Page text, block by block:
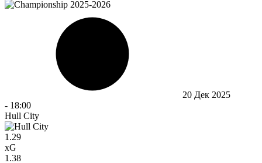
20 Дек 2025
- 18:00
Hull City
1.29
xG
1.38